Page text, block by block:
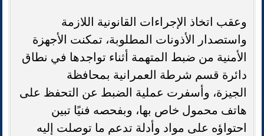
وعقب اتخاذ الإجراءات القانونية اللازمة
واستصدار الأذونات المطلوبة، تمكنت الأجهزة
الأمنية من ضبط المتهمة أثناء تواجدها في نطاق
دائرة قسم شرطة العمرانية بمحافظة
الجيزة، وأسفرت عملية الضبط عن التحفظ على
هاتف محمول خاص بها، وبفحصه فنيًا تبين
احتواؤه على مواد وأدلة تدعم ما توصلت إليه